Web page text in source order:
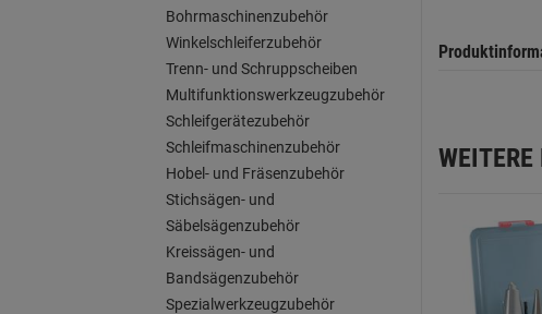
Bohrmaschinenzubehör
Winkelschleiferzubehör
Trenn- und Schruppscheiben
Multifunktionswerkzeugzubehör
Schleifgerätezubehör
Schleifmaschinenzubehör
Hobel- und Fräsenzubehör
Stichsägen- und
Säbelsägenzubehör
Kreissägen- und
Bandsägenzubehör
Spezialwerkzeugzubehör
WEITERE